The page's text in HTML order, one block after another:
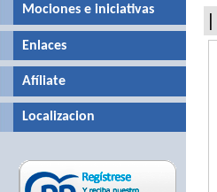
Mociones e iniciativas
Enlaces
Afíliate
Localizacion